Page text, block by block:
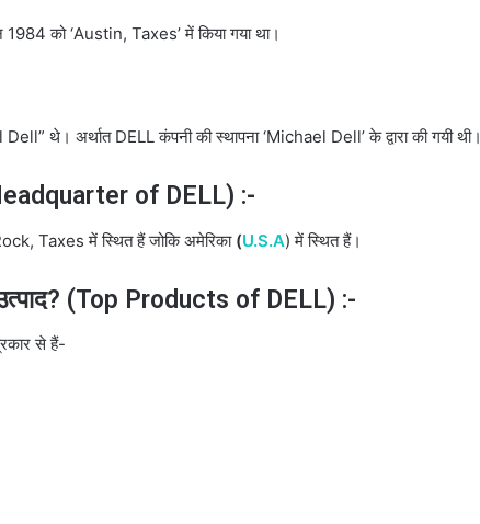
को ‘Austin, Taxes’ में किया गया था।
थे। अर्थात DELL कंपनी की स्थापना ‘Michael Dell’ के द्वारा की गयी थी।
of DELL) :-
Taxes में स्थित हैं जोकि अमेरिका (U.S.A) में स्थित हैं।
(Top Products of DELL) :-
से हैं-